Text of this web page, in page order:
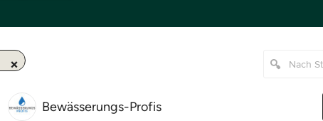
Bewässerungs-Profis